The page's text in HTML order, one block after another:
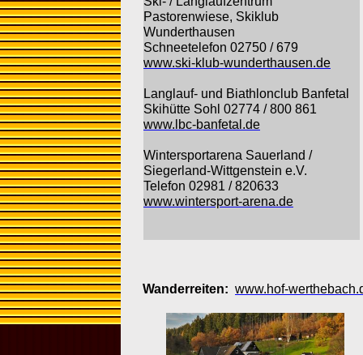
Pastorenwiese, Skiklub
Wunderthausen
Schneetelefon 02750 / 679
www.ski-klub-wunderthausen.de
Langlauf- und Biathlonclub Banfetal
Skihütte Sohl 02774 / 800 861
www.lbc-banfetal.de
Wintersportarena Sauerland /
Siegerland-Wittgenstein e.V.
Telefon 02981 / 820633
www.wintersport-arena.de
Wanderreiten: www.hof-